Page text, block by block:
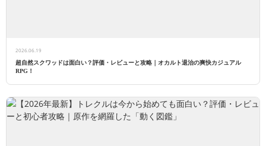
2026.06.19
超自然スクワッドは面白い？評価・レビューと攻略｜オカルト退治の爽快カジュアル
RPG！